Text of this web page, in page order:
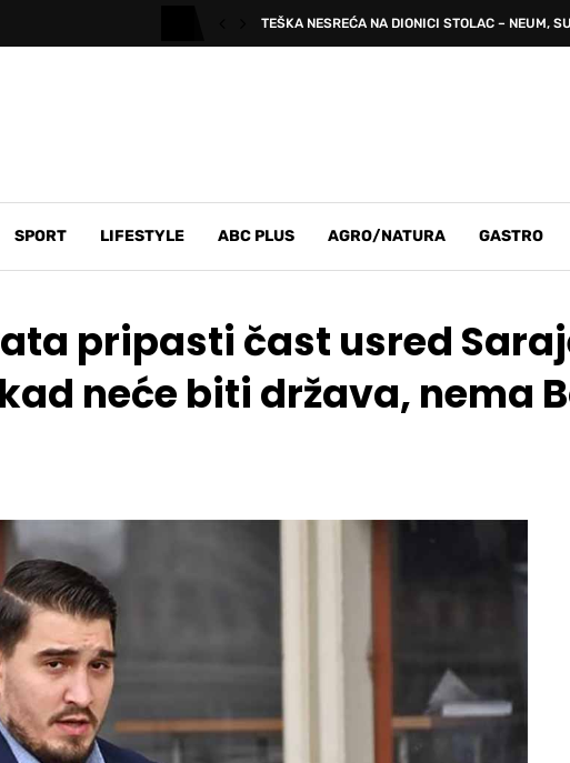
TEŠKA NESREĆA NA DIONICI STOLAC – NEUM,
SPORT LIFESTYLE ABC PLUS AGRO/NATURA GASTRO
pripasti čast usred
neće biti država, nema